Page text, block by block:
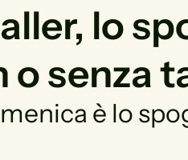
lo
o senza
è lo